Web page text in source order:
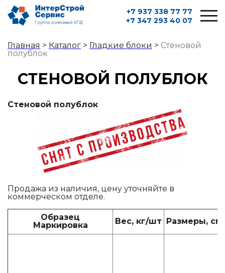
+7 937 338 77 77
+7 347 293 40 07
Главная > Каталог > Гладкие блоки > Стеновой
полублок
СТЕНОВОЙ ПОЛУБЛОК
Стеновой полублок
Продажа из наличия, цену уточняйте в
коммерческом отделе.
Образец
Маркировка
Вес, кг/шт Размеры, см